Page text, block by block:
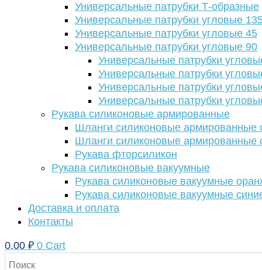
Универсальные патрубки Т-образные
Универсальные патрубки угловые
Универсальные патрубки угловые 45
Универсальные патрубки угловые 90
Универсальные патрубки
Универсальные патрубки
Универсальные патрубки
Универсальные патрубки
Рукава силиконовые армированные
Шланги силиконовые армированные
Шланги силиконовые армированные
Рукава фторсиликон
Рукава силиконовые вакуумные
Рукава силиконовые вакуумные
Рукава силиконовые вакуумные
Доставка и оплата
Контакты
0,00 ₽ 0 Cart